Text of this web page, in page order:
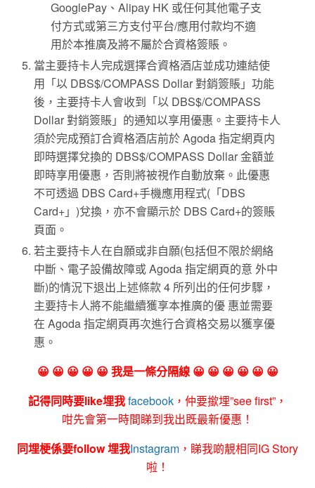
GooglePay、Alipay HK 或任何其他電子支
付方式或第三方支付平台/應用付款均不適
用於本推廣及將不屬於合資格簽賬。
當主要持卡人完成選擇合資格酒店並成功連結使
用「以 DBS$/COMPASS Dollar 對銷簽賬」功能
後，主要持卡人會收到「以 DBS$/COMPASS
Dollar 對銷簽賬」的通知以享用優惠。主要持卡人
須於完成預訂合資格酒店前於 Agoda 指定網頁内
即時選擇兌換的 DBS$/COMPASS Dollar 金額並
即時享用優惠，否則將被視作自動放棄。此優惠
不可透過 DBS Card+手機應用程式(「DBS
Card+」)兌換，亦不會顯示於 DBS Card+的簽賬
頁面。
若主要持卡人在自願或非自願(包括但不限於網絡
中斷、電子設備故障或 Agoda 指定網頁的意 外中
斷)的情況下退出上述條款 4 所列出的任何步驟，
主要持卡人將不能繼續獲享本推廣的優 惠並需要
在 Agoda 指定網頁再次進行合資格交易以獲享優
惠。
😀 😀 😀 😀 😀 我是一條分隔線 😀 😀 😀 😀 😀 😀
記得同時要like埋我facebook ，仲要撳埋”see first”，
咁先會第一時間睇到我出既最新優惠！
同埋梗係要follow 埋我Instagram ，睇我啲靚相同IG Story
啦！